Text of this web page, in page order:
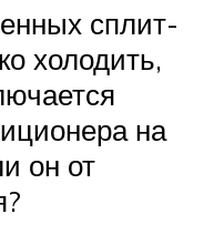
сплит-
холодить,
на
он от